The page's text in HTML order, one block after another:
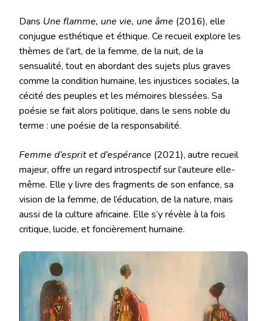
Dans Une flamme, une vie, une âme (2016), elle
conjugue esthétique et éthique. Ce recueil explore les
thèmes de l’art, de la femme, de la nuit, de la
sensualité, tout en abordant des sujets plus graves
comme la condition humaine, les injustices sociales, la
cécité des peuples et les mémoires blessées. Sa
poésie se fait alors politique, dans le sens noble du
terme : une poésie de la responsabilité.
Femme d’esprit et d’espérance (2021), autre recueil
majeur, offre un regard introspectif sur l’auteure elle-
même. Elle y livre des fragments de son enfance, sa
vision de la femme, de l’éducation, de la nature, mais
aussi de la culture africaine. Elle s’y révèle à la fois
critique, lucide, et foncièrement humaine.